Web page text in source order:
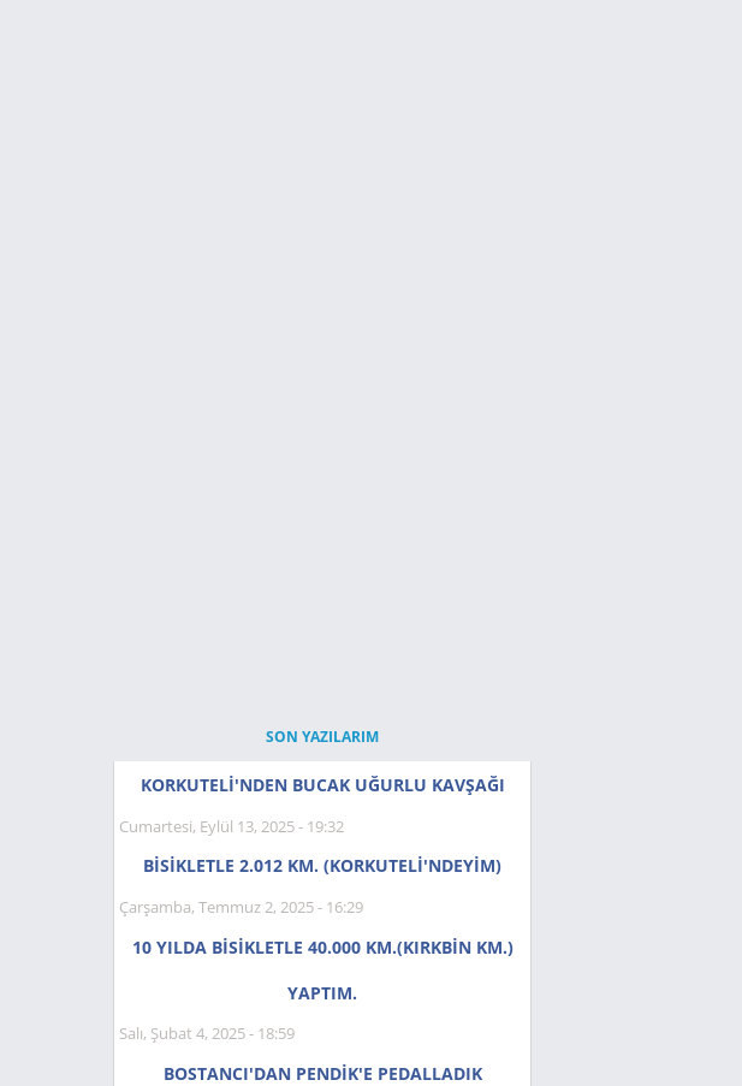
SON YAZILARIM
KORKUTELİ'NDEN BUCAK UĞURLU KAVŞAĞI
Cumartesi, Eylül 13, 2025 - 19:32
BİSİKLETLE 2.012 KM. (KORKUTELİ'NDEYIM)
Çarşamba, Temmuz 2, 2025 - 16:29
10 YILDA BİSİKLETLE 40.000 KM.(KIRKBİN KM.)
YAPTIM.
Salı, Şubat 4, 2025 - 18:59
BOSTANCI'DAN PENDİK'E PEDALLADIK